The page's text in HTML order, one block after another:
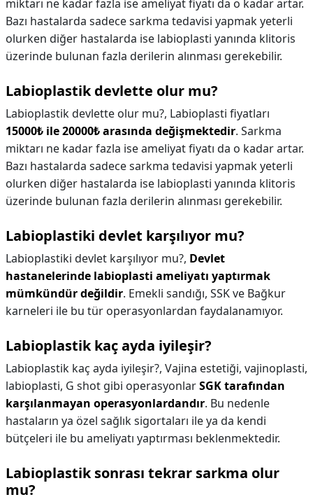
miktarı ne kadar fazla ise ameliyat fiyatı da o kadar artar.
Bazı hastalarda sadece sarkma tedavisi yapmak yeterli
olurken diğer hastalarda ise labioplasti yanında klitoris
üzerinde bulunan fazla derilerin alınması gerekebilir.
Labioplastik devlette olur mu?
Labioplastik devlette olur mu?, Labioplasti fiyatları
15000₺ ile 20000₺ arasında değişmektedir. Sarkma
miktarı ne kadar fazla ise ameliyat fiyatı da o kadar artar.
Bazı hastalarda sadece sarkma tedavisi yapmak yeterli
olurken diğer hastalarda ise labioplasti yanında klitoris
üzerinde bulunan fazla derilerin alınması gerekebilir.
Labioplastiki devlet karşılıyor mu?
Labioplastiki devlet karşılıyor mu?, Devlet
hastanelerinde labioplasti ameliyatı yaptırmak
mümkündür değildir. Emekli sandığı, SSK ve Bağkur
karneleri ile bu tür operasyonlardan faydalanamıyor.
Labioplastik kaç ayda iyileşir?
Labioplastik kaç ayda iyileşir?, Vajina estetiği, vajinoplasti,
labioplasti, G shot gibi operasyonlarSGK tarafından
karşılanmayan operasyonlardandır. Bu nedenle
hastaların ya özel sağlık sigortaları ile ya da kendi
bütçeleri ile bu ameliyatı yaptırması beklenmektedir.
Labioplastik sonrası tekrar sarkma olur
mu?